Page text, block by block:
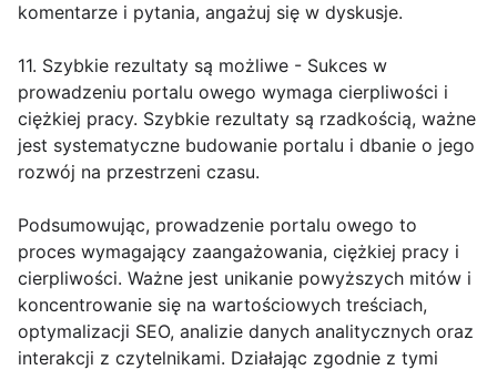
komentarze i pytania, angażuj się w dyskusje.
11. Szybkie rezultaty są możliwe - Sukces w
prowadzeniu portalu owego wymaga cierpliwości i
ciężkiej pracy. Szybkie rezultaty są rzadkością, ważne
jest systematyczne budowanie portalu i dbanie o jego
rozwój na przestrzeni czasu.
Podsumowując, prowadzenie portalu owego to
proces wymagający zaangażowania, ciężkiej pracy i
cierpliwości. Ważne jest unikanie powyższych mitów i
koncentrowanie się na wartościowych treściach,
optymalizacji SEO, analizie danych analitycznych oraz
interakcji z czytelnikami. Działając zgodnie z tymi